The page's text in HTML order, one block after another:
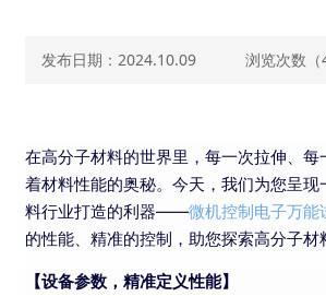
发布日期：2024.10.09 浏览次数（
在高分子材料的世界里，每一次拉伸、每
着材料性能的奥秘。今天，我们为您呈现
料行业打造的利器——微机控制电子万能
的性能、精准的控制，助您探索高分子材
【设备参数，精准定义性能】